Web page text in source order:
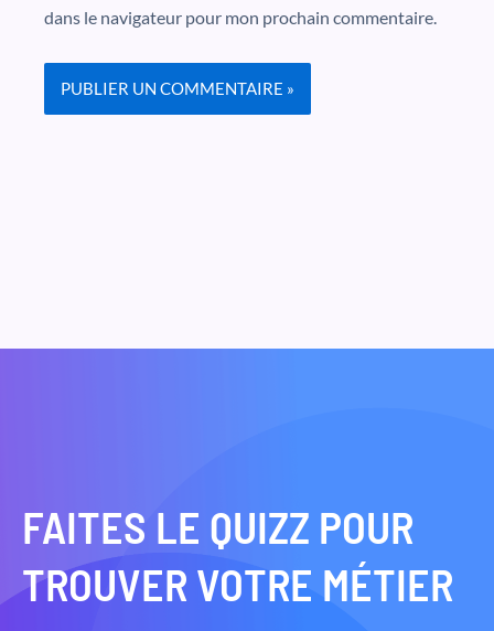
dans le navigateur pour mon prochain commentaire.
FAITES LE QUIZZ POUR
TROUVER VOTRE MÉTIER